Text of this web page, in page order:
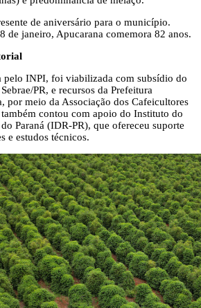
de aniversário para o município.
de janeiro, Apucarana comemora 82 anos.
pelo INPI, foi viabilizada com subsídio do
PR, e recursos da Prefeitura
por meio da Associação dos Cafeicultores
contou com apoio do Instituto do
Paraná (IDR-PR), que ofereceu suporte
e estudos técnicos.